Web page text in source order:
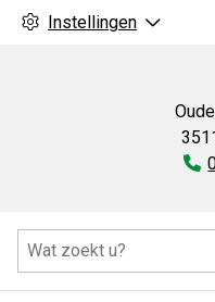
Instellingen